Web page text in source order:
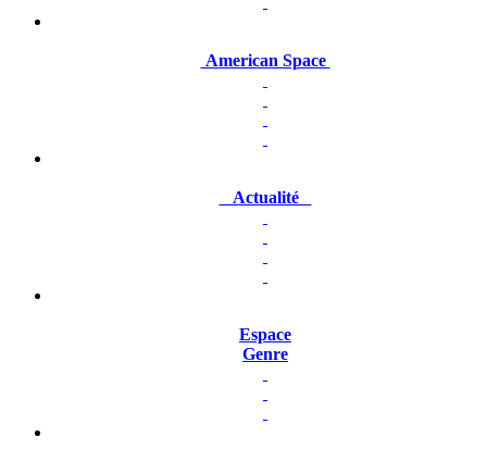
American Space
Actualité
Espace
Genre